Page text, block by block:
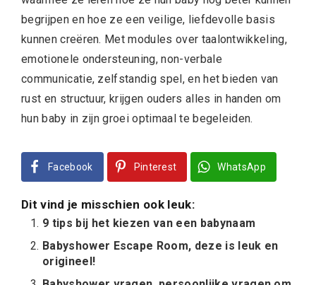
begrijpen en hoe ze een veilige, liefdevolle basis
kunnen creëren. Met modules over taalontwikkeling,
emotionele ondersteuning, non-verbale
communicatie, zelfstandig spel, en het bieden van
rust en structuur, krijgen ouders alles in handen om
hun baby in zijn groei optimaal te begeleiden.
Facebook Pinterest WhatsApp
Dit vind je misschien ook leuk:
9 tips bij het kiezen van een babynaam
Babyshower Escape Room, deze is leuk en
origineel!